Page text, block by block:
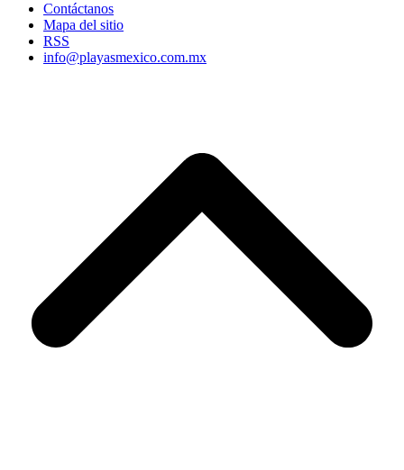
Contáctanos
Mapa del sitio
RSS
info@playasmexico.com.mx